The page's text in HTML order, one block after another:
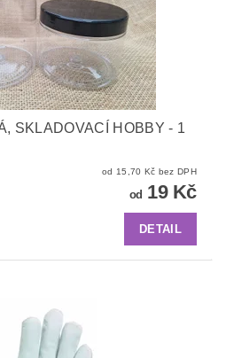
SKLADOVACÍ HOBBY - 1
od 15,70 Kč bez DPH
od 19 Kč
DETAIL